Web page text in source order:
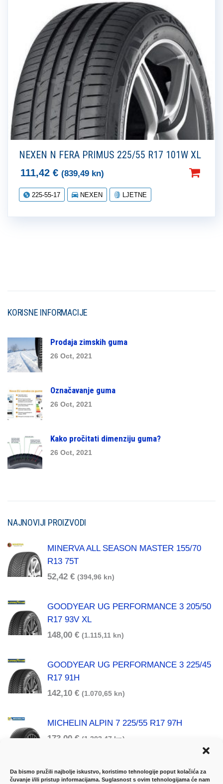
Da bismo pružili najbolje iskustvo, koristimo tehnologije poput kolačića za
čuvanje i/ili pristup informacijama. Suglasnost s ovim tehnologijama će nam
NEXEN N FERA PRIMUS 225/55 R17 101W XL
111,42 € (839,49 kn)
225-55-17 NEXEN LJETNE
KORISNE INFORMACIJE
Prodaja zimskih guma
26 Oct, 2021
Označavanje guma
26 Oct, 2021
Kako pročitati dimenziju guma?
26 Oct, 2021
NAJNOVIJI PROIZVODI
MINERVA ALL SEASON MASTER 155/70
R13 75T
52,42 € (394,96 kn)
GOODYEAR UG PERFORMANCE 3 205/50
R17 93V XL
148,00 € (1.115,11 kn)
GOODYEAR UG PERFORMANCE 3 225/45
R17 91H
142,10 € (1.070,65 kn)
MICHELIN ALPIN 7 225/55 R17 97H
173,00 € (1.303,47 kn)